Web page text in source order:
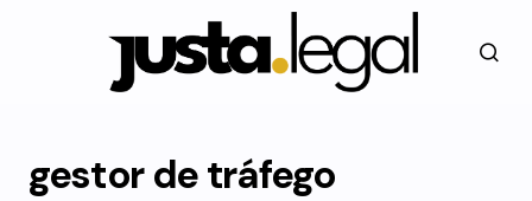
gestor de tráfego